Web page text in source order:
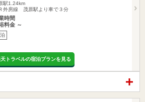
駅1.24km
外房線 茂原駅より車で３分
時間
料金 ～
トラベルの宿泊プランを見る